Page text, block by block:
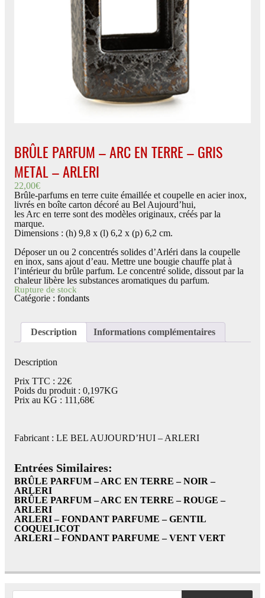
BRÛLE PARFUM – ARC EN TERRE – GRIS
METAL – ARLERI
22,00€
Brûle-parfums en terre cuite émaillée et coupelle en acier inox,
livrés en boîte carton décoré au Bel Aujourd’hui,
les Arc en terre sont des modèles originaux, créés par la
marque.
Dimensions : (h) 9,8 x (l) 6,2 x (p) 6,2 cm.
Déposer un ou 2 concentrés solides d’Arléri dans la coupelle
en inox, sans ajout d’eau. Mettre une bougie chauffe plat à
l’intérieur du brûle parfum. Le concentré solide, dissout par la
chaleur libère les substances aromatiques du parfum.
Rupture de stock
Catégorie : fondants
Description Informations complémentaires
Description
Prix TTC : 22€
Poids du produit : 0,197KG
Prix au KG : 111,68€
Fabricant : LE BEL AUJOURD’HUI – ARLERI
Entrées Similaires:
BRÛLE PARFUM – ARC EN TERRE – NOIR –
ARLERI
BRÛLE PARFUM – ARC EN TERRE – ROUGE –
ARLERI
ARLERI – FONDANT PARFUME – GENTIL
COQUELICOT
ARLERI – FONDANT PARFUME – VENT VERT
Recherche